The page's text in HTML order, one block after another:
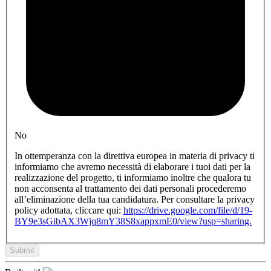
No
In ottemperanza con la direttiva europea in materia di privacy ti
informiamo che avremo necessità di elaborare i tuoi dati per la
realizzazione del progetto, ti informiamo inoltre che qualora tu
non acconsenta al trattamento dei dati personali procederemo
all’eliminazione della tua candidatura. Per consultare la privacy
policy adottata, cliccare qui: https://drive.google.com/file/d/19-
BY9e3sGibAX3Wjq8mY38S8xappxmE0/view?usp=sharing.
Submit